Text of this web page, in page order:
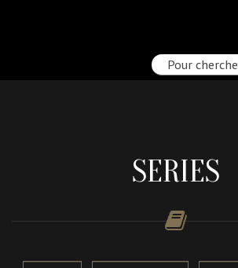
SERIES